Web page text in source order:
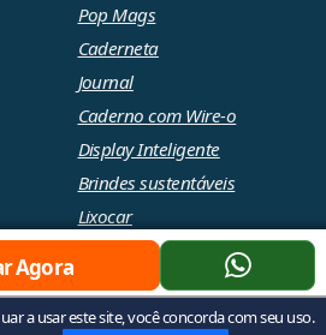
Pop Mags
Caderneta
Journal
Caderno com Wire-o
Display Inteligente
Brindes sustentáveis
Lixocar
os direitos reservados |Política de
Agora
a usar este site, você concorda com seu uso.